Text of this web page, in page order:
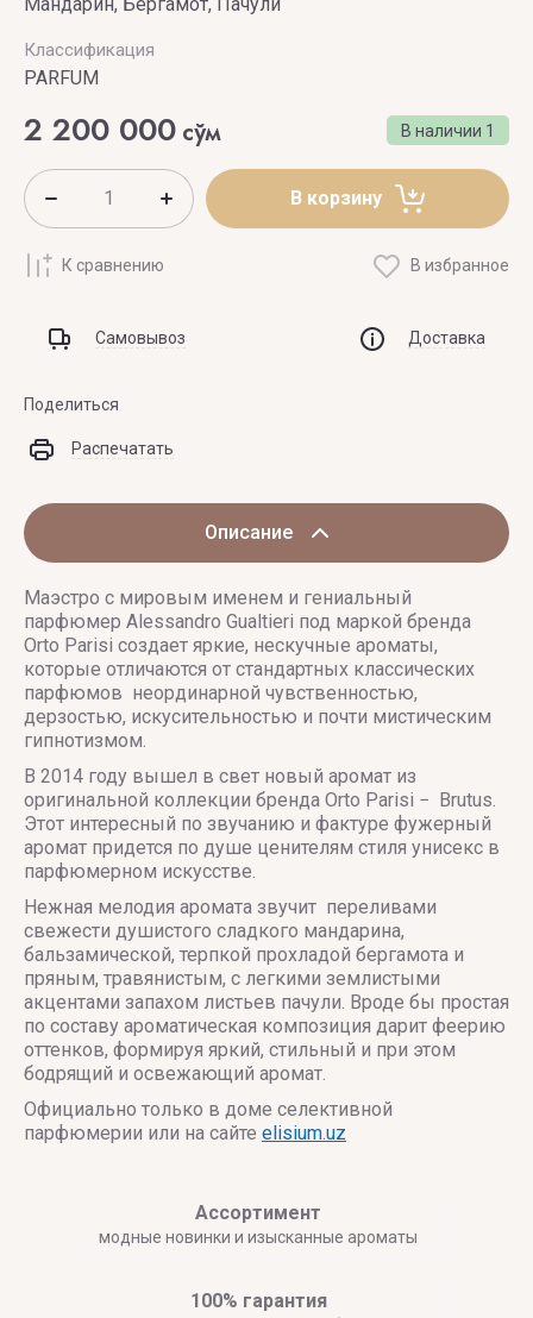
Мандарин, Бергамот, Пачули
Классификация
PARFUM
В наличии 1
2 200 000 сўм
В корзину
К сравнению В избранное
Самовывоз Доставка
Поделиться
Распечатать
Описание
Маэстро с мировым именем и гениальный
парфюмер Alessandro Gualtieri под маркой бренда
Orto Parisi создает яркие, нескучные ароматы,
которые отличаются от стандартных классических
парфюмов неординарной чувственностью,
дерзостью, искусительностью и почти мистическим
гипнотизмом.
В 2014 году вышел в свет новый аромат из
оригинальной коллекции бренда Orto Parisi − Brutus.
Этот интересный по звучанию и фактуре фужерный
аромат придется по душе ценителям стиля унисекс в
парфюмерном искусстве.
Нежная мелодия аромата звучит переливами
свежести душистого сладкого мандарина,
бальзамической, терпкой прохладой бергамота и
пряным, травянистым, с легкими землистыми
акцентами запахом листьев пачули. Вроде бы простая
по составу ароматическая композиция дарит феерию
оттенков, формируя яркий, стильный и при этом
бодрящий и освежающий аромат.
Официально только в доме селективной
парфюмерии или на сайте elisium.uz
Ассортимент
модные новинки и изысканные ароматы
100% гарантия